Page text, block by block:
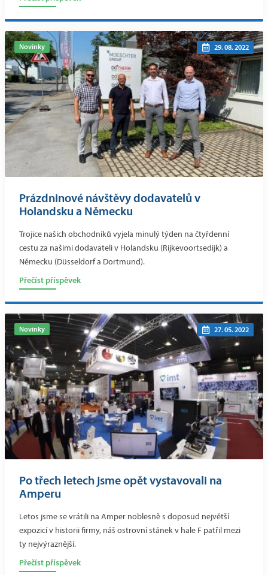
Novinky 29. 08. 2022
Prázdninové návštěvy dodavatelů v
Holandsku a Německu
Trojice našich obchodníků vyjela minulý týden na čtyřdenní
cestu za našimi dodavateli v Holandsku (Rijkevoortsedijk) a
Německu (Düsseldorf a Dortmund).
Přečíst příspěvek
Novinky 27. 05. 2022
Po třech letech jsme opět vystavovali na
Amperu
Letos jsme se vrátili na Amper noblesně s doposud největší
expozicí v historii firmy, náš ostrovní stánek v hale F patřil mezi
ty nejvýraznější.
Přečíst příspěvek